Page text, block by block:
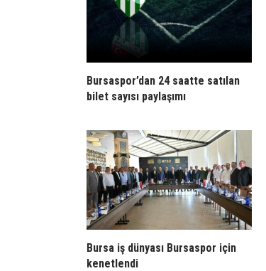
Bursaspor’dan 24 saatte satılan
bilet sayısı paylaşımı
Bursa iş dünyası Bursaspor için
kenetlendi